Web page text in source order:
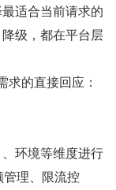
适合当前请求的
级，都在平台层
求的直接回应：
环境等维度进行
理、限流控